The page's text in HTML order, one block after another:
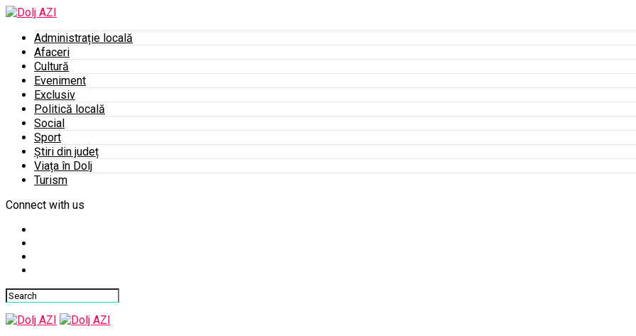
Administrație locală
Afaceri
Cultură
Eveniment
Exclusiv
Politică locală
Social
Sport
Știri din județ
Viața în Dolj
Turism
Connect with us